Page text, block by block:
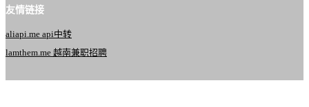
友情链接
aliapi.me api中转
lamthem.me 越南兼职招聘